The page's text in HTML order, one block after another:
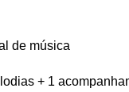
de música
+ 1